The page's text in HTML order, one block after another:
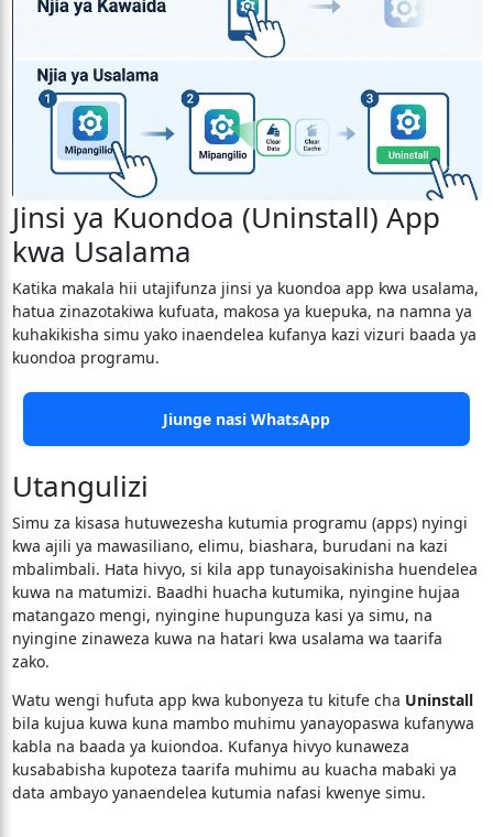
Jinsi ya Kuondoa (Uninstall) App
kwa Usalama
Katika makala hii utajifunza jinsi ya kuondoa app kwa usalama,
hatua zinazotakiwa kufuata, makosa ya kuepuka, na namna ya
kuhakikisha simu yako inaendelea kufanya kazi vizuri baada ya
kuondoa programu.
Jiunge nasi WhatsApp
Utangulizi
Simu za kisasa hutuwezesha kutumia programu (apps) nyingi
kwa ajili ya mawasiliano, elimu, biashara, burudani na kazi
mbalimbali. Hata hivyo, si kila app tunayoisakinisha huendelea
kuwa na matumizi. Baadhi huacha kutumika, nyingine hujaa
matangazo mengi, nyingine hupunguza kasi ya simu, na
nyingine zinaweza kuwa na hatari kwa usalama wa taarifa
zako.
Watu wengi hufuta app kwa kubonyeza tu kitufe cha Uninstall
bila kujua kuwa kuna mambo muhimu yanayopaswa kufanywa
kabla na baada ya kuiondoa. Kufanya hivyo kunaweza
kusababisha kupoteza taarifa muhimu au kuacha mabaki ya
data ambayo yanaendelea kutumia nafasi kwenye simu.